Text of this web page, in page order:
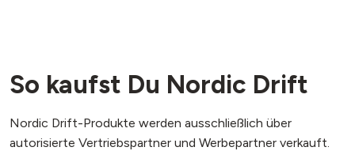
So kaufst Du Nordic Drift
Nordic Drift-Produkte werden ausschließlich über
autorisierte Vertriebspartner und Werbepartner verkauft.